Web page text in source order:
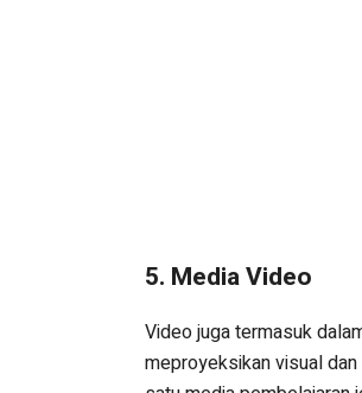
5. Media Video
Video juga termasuk
meproyeksikan visual